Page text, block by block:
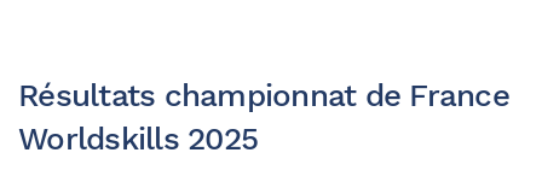
Résultats championnat de France
Worldskills 2025